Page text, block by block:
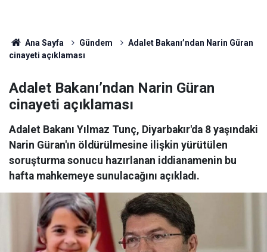
Ana Sayfa Gündem
Adalet Bakanı’ndan Narin Güran
cinayeti açıklaması
Adalet Bakanı’ndan Narin Güran
cinayeti açıklaması
Adalet Bakanı Yılmaz Tunç, Diyarbakır'da 8 yaşındaki
Narin Güran'ın öldürülmesine ilişkin yürütülen
soruşturma sonucu hazırlanan iddianamenin bu
hafta mahkemeye sunulacağını açıkladı.